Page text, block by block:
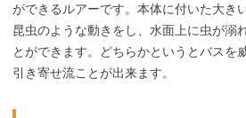
ができるルアーです。本体に付いた大き
昆虫のような動きをし、水面上に虫が溺
とができます。どちらかというとバスを
引き寄せ流ことが出来ます。